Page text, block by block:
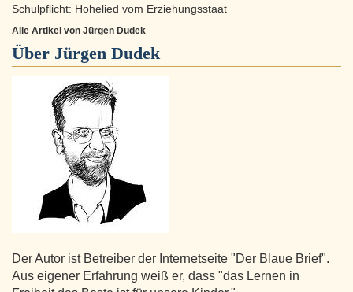
Schulpflicht: Hohelied vom Erziehungsstaat
Alle Artikel von Jürgen Dudek
Über Jürgen Dudek
Der Autor ist Betreiber der Internetseite "Der Blaue Brief".
Aus eigener Erfahrung weiß er, dass "das Lernen in